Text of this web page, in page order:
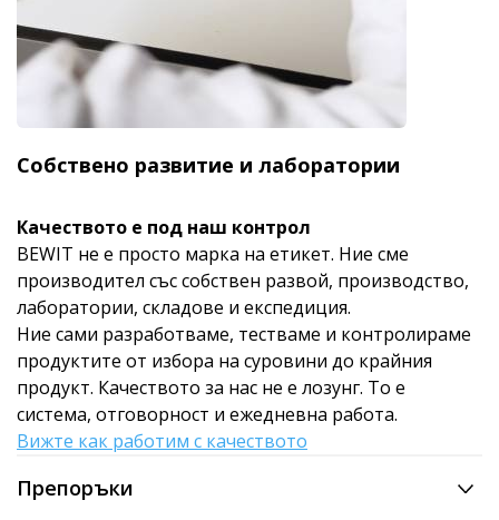
Собствено развитие и лаборатории
Качеството е под наш контрол
BEWIT не е просто марка на етикет. Ние сме
производител със собствен развой, производство,
лаборатории, складове и експедиция.
Ние сами разработваме, тестваме и контролираме
продуктите от избора на суровини до крайния
продукт. Качеството за нас не е лозунг. То е
система, отговорност и ежедневна работа.
Вижте как работим с качеството
Препоръки